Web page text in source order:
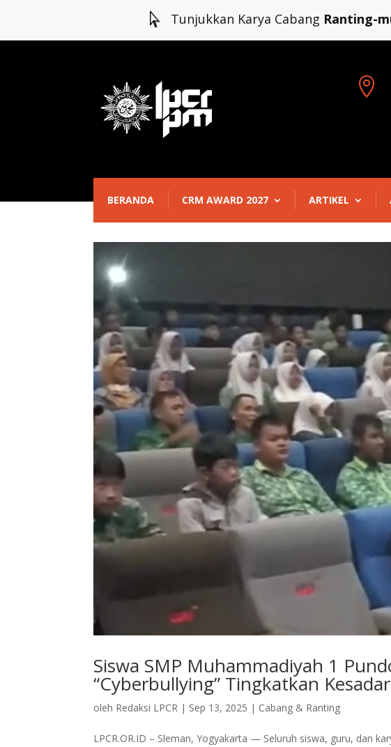
 Tunjukkan Karya Cabang Ranting-

BERANDA CRM AWARD 2027 ARTIKEL
Siswa SMP Muhammadiyah 1
“Cyberbullying” Tingkatkan
oleh Redaksi LPCR | Sep 13, 2025 | Cabang & Ranting
LPCR.OR.ID – Sleman, Yogyakarta — Seluruh siswa, guru, dan